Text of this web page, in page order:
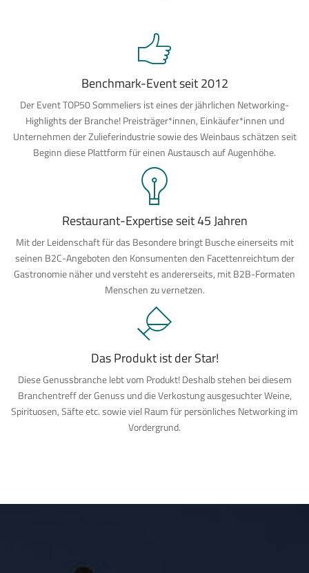
Benchmark-Event seit 2012
Der Event TOP50 Sommeliers ist eines der jährlichen Networking-
Highlights der Branche! Preisträger*innen, Einkäufer*innen und
Unternehmen der Zulieferindustrie sowie des Weinbaus schätzen seit
Beginn diese Plattform für einen Austausch auf Augenhöhe.
Restaurant-Expertise seit 45 Jahren
Mit der Leidenschaft für das Besondere bringt Busche einerseits mit
seinen B2C-Angeboten den Konsumenten den Facettenreichtum der
Gastronomie näher und versteht es andererseits, mit B2B-Formaten
Menschen zu vernetzen.
Das Produkt ist der Star!
Diese Genussbranche lebt vom Produkt! Deshalb stehen bei diesem
Branchentreff der Genuss und die Verkostung ausgesuchter Weine,
Spirituosen, Säfte etc. sowie viel Raum für persönliches Networking im
Vordergrund.